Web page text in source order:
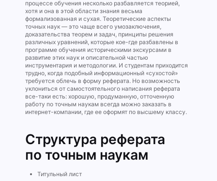
процессе обучения несколько разбавляется теорией,
хотя и она в этой области знания весьма
формализованная и сухая. Теоретические аспекты
точных наук — это чаще всего умозаключения,
доказательства теорем и задач, принципы решения
различных уравнений, которые кое-где разбавлены в
программе обучения историческими экскурсами в
развитие этих наук и описательной частью
инструментария и методологии. И студентам приходится
трудно, когда подобный информационный «сухостой»
требуется облечь в форму реферата. Но возможность
уклониться от самостоятельного написания реферата
все-таки есть: хорошую, продуманную, отточенную
работу по точным наукам всегда можно заказать в
интернет-компании, где ее оформят по высшему классу.
Структура реферата
по точным наукам
Титульный лист